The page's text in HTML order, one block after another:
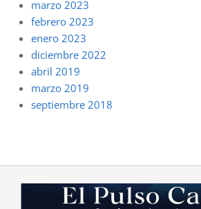
marzo 2023
febrero 2023
enero 2023
diciembre 2022
abril 2019
marzo 2019
septiembre 2018